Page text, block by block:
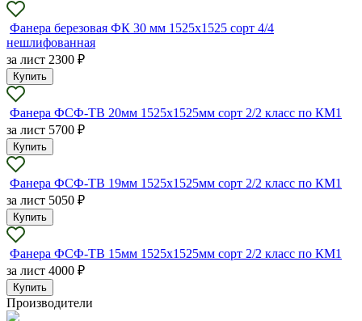
Фанера березовая ФК 30 мм 1525х1525 сорт 4/4
нешлифованная
за лист 2300 ₽
Купить
Фанера ФСФ-ТВ 20мм 1525х1525мм сорт 2/2 класс по КМ1
за лист 5700 ₽
Купить
Фанера ФСФ-ТВ 19мм 1525х1525мм сорт 2/2 класс по КМ1
за лист 5050 ₽
Купить
Фанера ФСФ-ТВ 15мм 1525х1525мм сорт 2/2 класс по КМ1
за лист 4000 ₽
Купить
Производители